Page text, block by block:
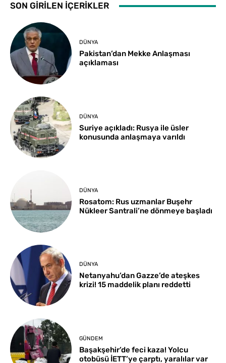
SON GİRİLEN İÇERİKLER
DÜNYA
Pakistan’dan Mekke Anlaşması
açıklaması
DÜNYA
Suriye açıkladı: Rusya ile üsler
konusunda anlaşmaya varıldı
DÜNYA
Rosatom: Rus uzmanlar Buşehr
Nükleer Santrali’ne dönmeye başladı
DÜNYA
Netanyahu’dan Gazze’de ateşkes
krizi! 15 maddelik planı reddetti
GÜNDEM
Başakşehir’de feci kaza! Yolcu
otobüsü İETT’ye çarptı, yaralılar var